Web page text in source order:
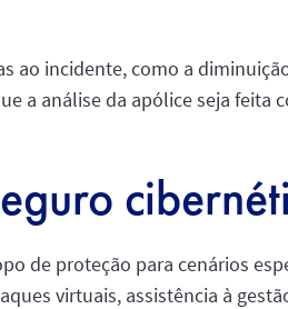
ao incidente, como a
a análise da apólice seja feita
de proteção para cenários
virtuais, assistência à